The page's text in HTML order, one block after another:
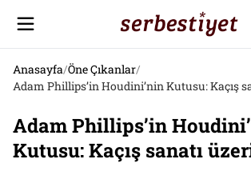
Anasayfa/Öne Çıkanlar/
Adam Phillips’in Houdini’nin Kutusu: Kaçış
Adam Phillips’in
Kutusu: Kaçış sanatı